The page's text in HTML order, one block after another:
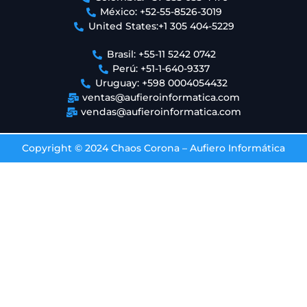
México: +52-55-8526-3019
United States:+1 305 404-5229
Brasil: +55-11 5242 0742
Perú: +51-1-640-9337
Uruguay: +598 0004054432
ventas@aufieroinformatica.com
vendas@aufieroinformatica.com
Copyright © 2024 Chaos Corona – Aufiero Informática